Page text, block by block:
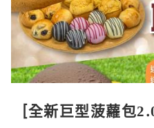
[全新巨型菠蘿包